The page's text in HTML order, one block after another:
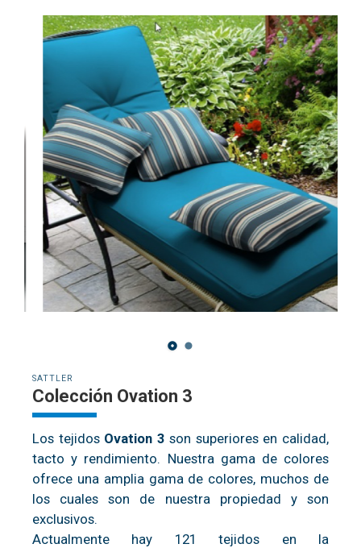
SATTLER
Colección Ovation 3
Los tejidos Ovation 3 son superiores en calidad,
tacto y rendimiento. Nuestra gama de colores
ofrece una amplia gama de colores, muchos de
los cuales son de nuestra propiedad y son
exclusivos.
Actualmente hay 121 tejidos en la